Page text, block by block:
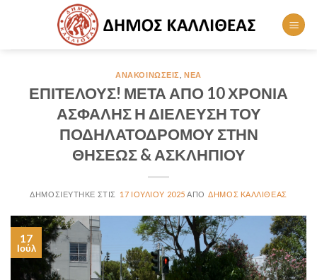
ΑΝΑΚΟΙΝΏΣΕΙΣ ,ΝΈΑ
ΕΠΙΤΕΛΟΥΣ! ΜΕΤΑ ΑΠΟ 10 ΧΡΟΝΙΑ
ΑΣΦΑΛΗΣ Η ΔΙΕΛΕΥΣΗ ΤΟΥ
ΠΟΔΗΛΑΤΟΔΡΟΜΟΥ ΣΤΗΝ
ΘΗΣΕΩΣ & ΑΣΚΛΗΠΙΟΥ
17 ΙΟΥΛΊΟΥ 2025 ΔΉΜΟΣ ΚΑΛΛΙΘΈΑΣ
17
Ιούλ